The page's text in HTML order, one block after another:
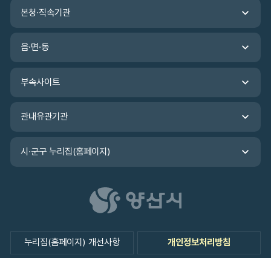
본청·직속기관
읍·면·동
부속사이트
관내유관기관
시·군구 누리집(홈페이지)
누리집(홈페이지) 개선사항 개인정보처리방침